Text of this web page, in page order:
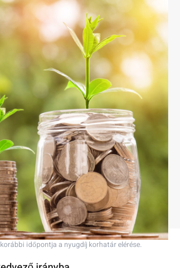
időpontja a nyugdíj korhatár elérése.